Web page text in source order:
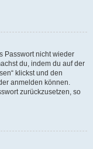
Passwort nicht wieder
du, indem du auf der
klickst und den
anmelden können.
zurückzusetzen, so